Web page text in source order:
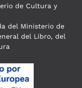
de Cultura y
del Ministerio de
del Libro, del